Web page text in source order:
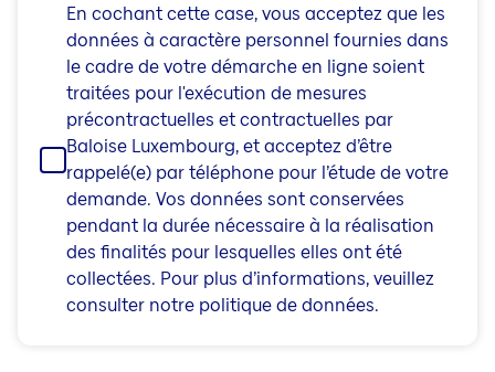
En cochant cette case, vous acceptez que les
données à caractère personnel fournies dans
le cadre de votre démarche en ligne soient
traitées pour l'exécution de mesures
précontractuelles et contractuelles par
Baloise Luxembourg, et acceptez d’être
rappelé(e) par téléphone pour l’étude de votre
demande. Vos données sont conservées
pendant la durée nécessaire à la réalisation
des finalités pour lesquelles elles ont été
collectées. Pour plus d’informations, veuillez
consulter notre politique de données.